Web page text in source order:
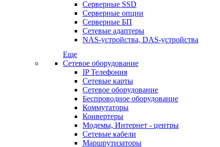
Серверные SSD
Серверные опции
Серверные БП
Сетевые адаптеры
NAS-устройства, DAS-устройства
Еще
Сетевое оборудование
IP Телефония
Сетевые карты
Сетевое оборудование
Беспроводное оборудование
Коммутаторы
Конвертеры
Модемы, Интернет - центры
Сетевые кабели
Маршрутизаторы